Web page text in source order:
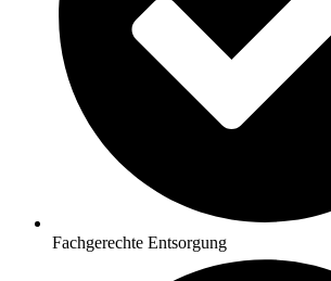
Fachgerechte Entsorgung